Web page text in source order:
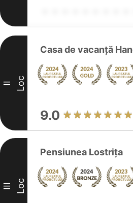
II Loc
Casa de vacanță
9.0
III Loc
Pensiunea Lostriţa